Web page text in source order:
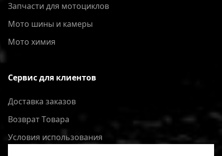
Запчасти для мотоциклов
Мото шины и камеры
Мото химия
Сервис для клиентов
Доставка заказов
Bозврат Tовара
Условия использования